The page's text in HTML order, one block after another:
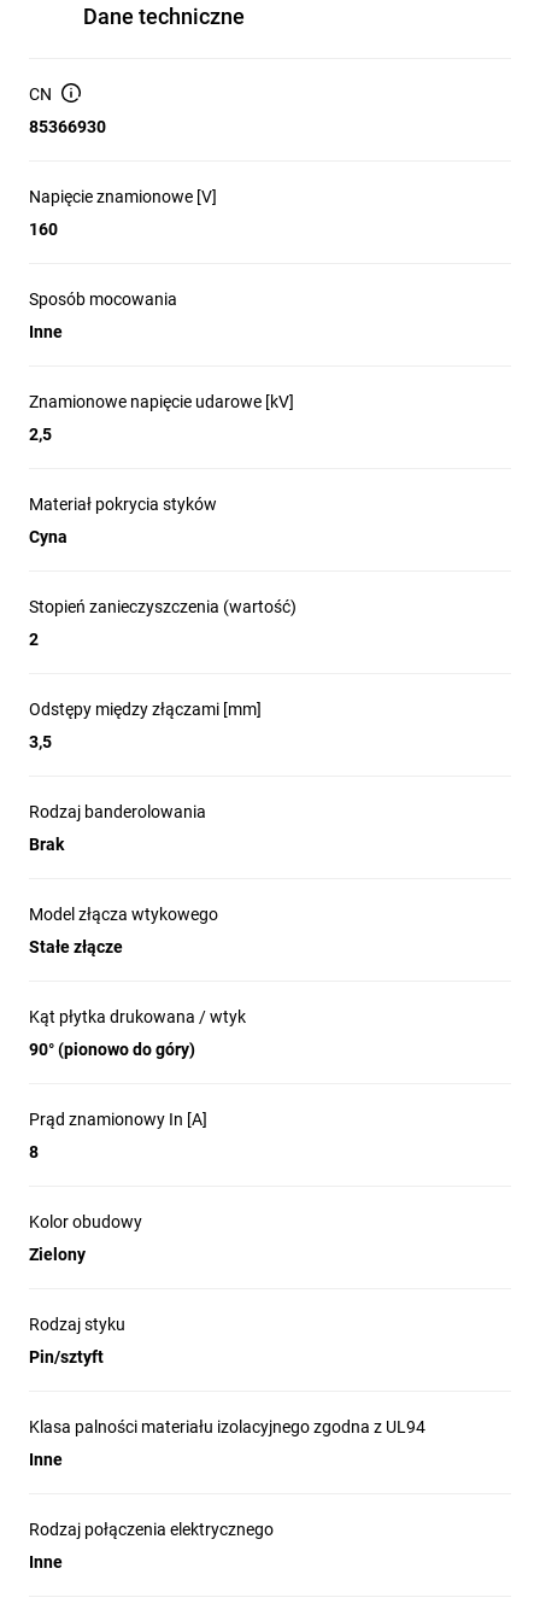
Dane techniczne
CN
85366930
Napięcie znamionowe [V]
160
Sposób mocowania
Inne
Znamionowe napięcie udarowe [kV]
2,5
Materiał pokrycia styków
Cyna
Stopień zanieczyszczenia (wartość)
2
Odstępy między złączami [mm]
3,5
Rodzaj banderolowania
Brak
Model złącza wtykowego
Stałe złącze
Kąt płytka drukowana / wtyk
90° (pionowo do góry)
Prąd znamionowy In [A]
8
Kolor obudowy
Zielony
Rodzaj styku
Pin/sztyft
Klasa palności materiału izolacyjnego zgodna z UL94
Inne
Rodzaj połączenia elektrycznego
Inne